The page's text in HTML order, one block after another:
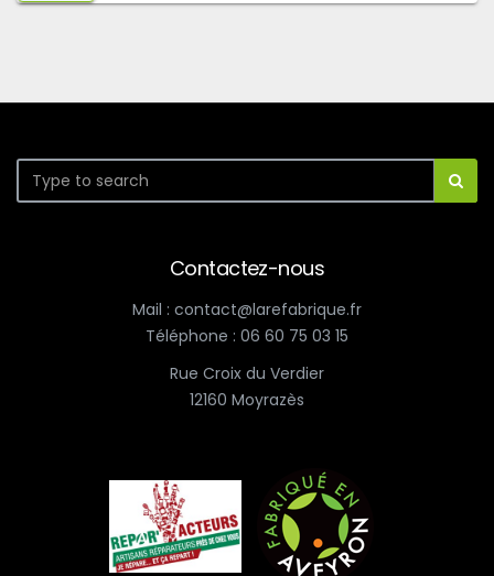
Contactez-nous
Mail : contact@larefabrique.fr
Téléphone : 06 60 75 03 15
Rue Croix du Verdier
12160 Moyrazès